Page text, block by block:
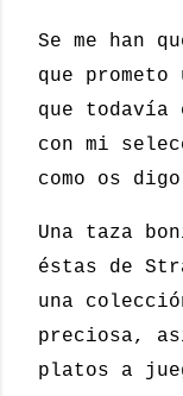
Se me han
que
que todavía
con mi
como os
Una taza
éstas de
una
preciosa,
platos a